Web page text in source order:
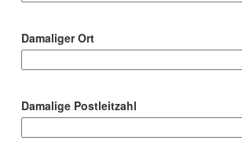
Damaliger Ort
Damalige Postleitzahl